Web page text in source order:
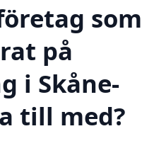
som
på
i Skåne-
till med?